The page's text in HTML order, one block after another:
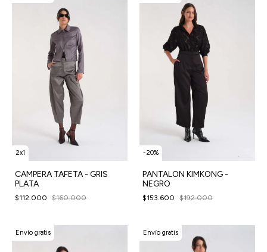
2x1
CAMPERA TAFETA - GRIS
PLATA
$112.000 $160.000
-20%
PANTALON KIMKONG -
NEGRO
$153.600 $192.000
Envío gratis Envío gratis